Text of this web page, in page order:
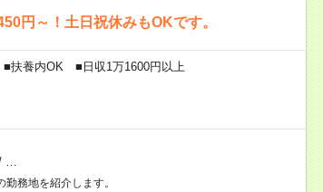
円～！土日祝休みもOKです。
扶養内OK ■日収1万1600円以上
務地を紹介します。